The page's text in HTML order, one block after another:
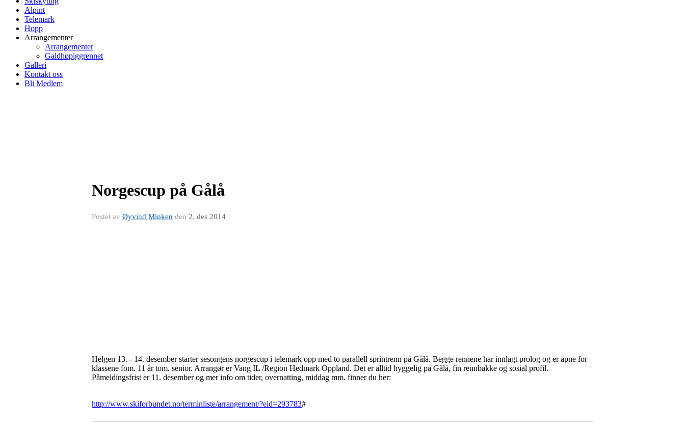
Alpint
Telemark
Hopp
Arrangementer
Arrangementer
Galdhøpiggrennet
Galleri
Kontakt oss
Bli Medlem
Norgescup på Gålå
Postet av Øyvind Minken den 2. des 2014
Helgen 13. - 14. desember starter sesongens norgescup i telemark opp med to parallell sprintrenn på Gålå. Begge rennene har innlagt prolog og er åpne for
klassene fom. 11 år tom. senior. Arrangør er Vang IL /Region Hedmark Oppland. Det er alltid hyggelig på Gålå, fin rennbakke og sosial profil.
Påmeldingsfrist er 11. desember og mer info om tider, overnatting, middag mm. finner du her:
http://www.skiforbundet.no/terminliste/arrangement/?eid=293783#